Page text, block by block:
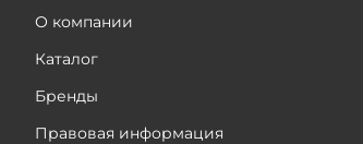
О компании
Каталог
Бренды
Правовая информация